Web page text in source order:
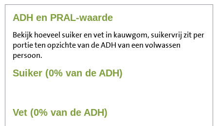
ADH en PRAL-waarde
Bekijk hoeveel suiker en vet in kauwgom, suikervrij zit per
portie ten opzichte van de ADH van een volwassen
persoon.
Suiker (0% van de ADH)
Vet (0% van de ADH)